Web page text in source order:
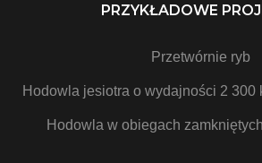
PRZYKŁADOWE
Przetwórnie ryb
Hodowla jesiotra o wydajności 2 300
Hodowla w obiegach